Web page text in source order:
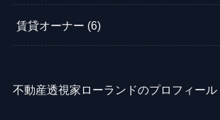
賃貸オーナー (6)
不動産透視家ローランドのプロフィール